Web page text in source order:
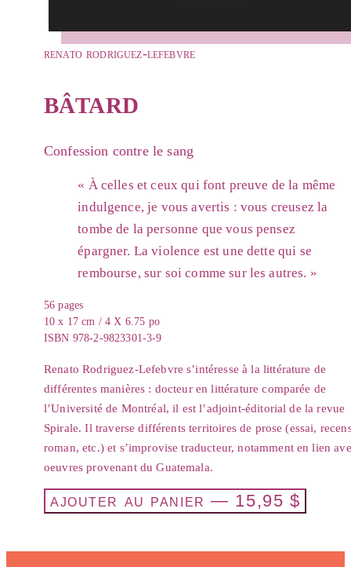
renato rodriguez-lefebvre
bâtard
Confession contre le sang
« À celles et ceux qui font preuve de la même
indulgence, je vous avertis : vous creusez la
tombe de la personne que vous pensez
épargner. La violence est une dette qui se
rembourse, sur soi comme sur les autres. »
56 pages
10 x 17 cm / 4 X 6.75 po
ISBN 978-2-9823301-3-9
Renato Rodriguez-Lefebvre s’intéresse à la littérature de
différentes manières : docteur en littérature comparée de
l’Université de Montréal, il est l’adjoint-éditorial de la revue
Spirale. Il traverse différents territoires de prose (essai,
roman, etc.) et s’improvise traducteur, notamment en lien
oeuvres provenant du Guatemala.
ajouter au panier — 15,95 $